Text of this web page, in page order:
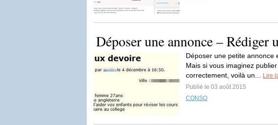
Déposer une annonce – Rédiger
Déposer une petite annonce
Mais si vous imaginez
correctement, voilà un...
Lire
Publié le 03 août 2015
CONSO